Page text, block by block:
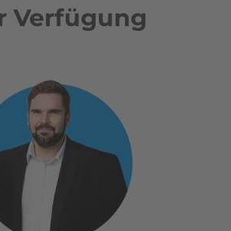
Verfügung